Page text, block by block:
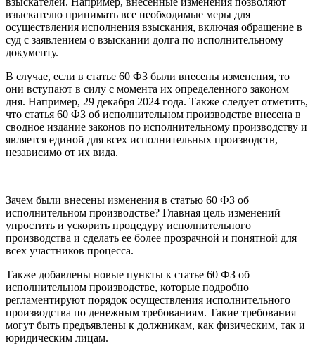
взыскателю принимать все необходимые меры для
осуществления исполнения взыскания, включая обращение в
суд с заявлением о взыскании долга по исполнительному
документу.
В случае, если в статье 60 ФЗ были внесены изменения, то
они вступают в силу с момента их определенного законом
дня. Например, 29 декабря 2024 года. Также следует отметить,
что статья 60 ФЗ об исполнительном производстве внесена в
сводное издание законов по исполнительному производству и
является единой для всех исполнительных производств,
независимо от их вида.
Зачем были внесены изменения в статью 60 ФЗ об
исполнительном производстве? Главная цель изменений –
упростить и ускорить процедуру исполнительного
производства и сделать ее более прозрачной и понятной для
всех участников процесса.
Также добавлены новые пункты к статье 60 ФЗ об
исполнительном производстве, которые подробно
регламентируют порядок осуществления исполнительного
производства по денежным требованиям. Такие требования
могут быть предъявлены к должникам, как физическим, так и
юридическим лицам.